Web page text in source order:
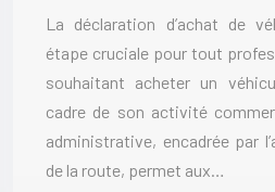
La déclaration d’achat de
étape cruciale pour tout
souhaitant acheter un
cadre de son activité
administrative, encadrée par
de la route, permet aux…